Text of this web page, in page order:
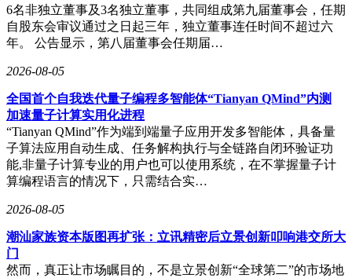
降至8.3%，其“性价比”优势面临成本上涨的严峻挑战。
在企业自身方面，核心业务增长乏力是重要问题。手机市场竞
但尚未形成绝对优势。汽车业务虽被市场寄予厚望，但仍处于
规模爬坡期。2026年一季度，小米汽车累计交付约7.9万辆，
仅完成全年55万辆目标的14%，3月交付量较1月峰值大幅回
落，此前热销车型销量也明显下跌，产品热度迅速降温，这直
接影响了市场对小米汽车业务盈利的预期。2025年四季度，汽
车业务毛利率从三季度的25.5%回落至22.7%，且2026年还面
临购置税补贴减半和价格战加剧的双重考验。
市场情绪也对股价产生了负面影响。小米联合创始人林斌披露
部分投资者担心成为减持的接盘者，纷纷选择观望。同时，重
大事故对市场信心造成冲击，一系列负面事件也影响了公司的
信誉，这些都需要时间来修复。
6名非独立董事及3名独立董事，共同组成第九届董事会，任期
自股东会审议通过之日起三年，独立董事连任时间不超过六
年。 公告显示，第八届董事会任期届…
2026-08-05
全国首个自我迭代量子编程多智能体“Tianyan QMind”内测
加速量子计算实用化进程
“Tianyan QMind”作为端到端量子应用开发多智能体，具备量
子算法应用自动生成、任务解构执行与全链路自闭环验证功
能,非量子计算专业的用户也可以使用系统，在不掌握量子计
算编程语言的情况下，只需结合实…
2026-08-05
潮汕家族资本版图再扩张：立讯精密后立景创新叩响港交所大
门
然而，真正让市场瞩目的，不是立景创新“全球第二”的市场地